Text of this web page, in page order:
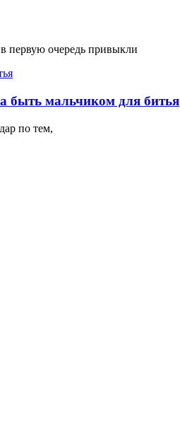
первую очередь привыкли
быть мальчиком для битья
по тем,